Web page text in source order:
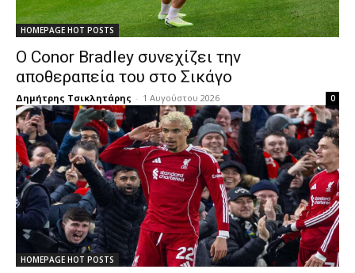
HOMEPAGE HOT POSTS
Ο Conor Bradley συνεχίζει την
αποθεραπεία του στο Σικάγο
Δημήτρης Τσικλητάρης - 1 Αυγούστου 2026 0
HOMEPAGE HOT POSTS